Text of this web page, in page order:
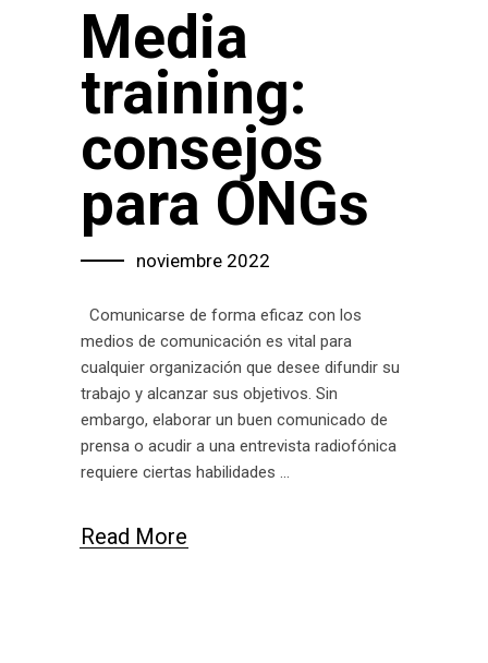
Media
training:
consejos
para ONGs
noviembre 2022
Comunicarse de forma eficaz con los
medios de comunicación es vital para
cualquier organización que desee difundir su
trabajo y alcanzar sus objetivos. Sin
embargo, elaborar un buen comunicado de
prensa o acudir a una entrevista radiofónica
requiere ciertas habilidades
Read More